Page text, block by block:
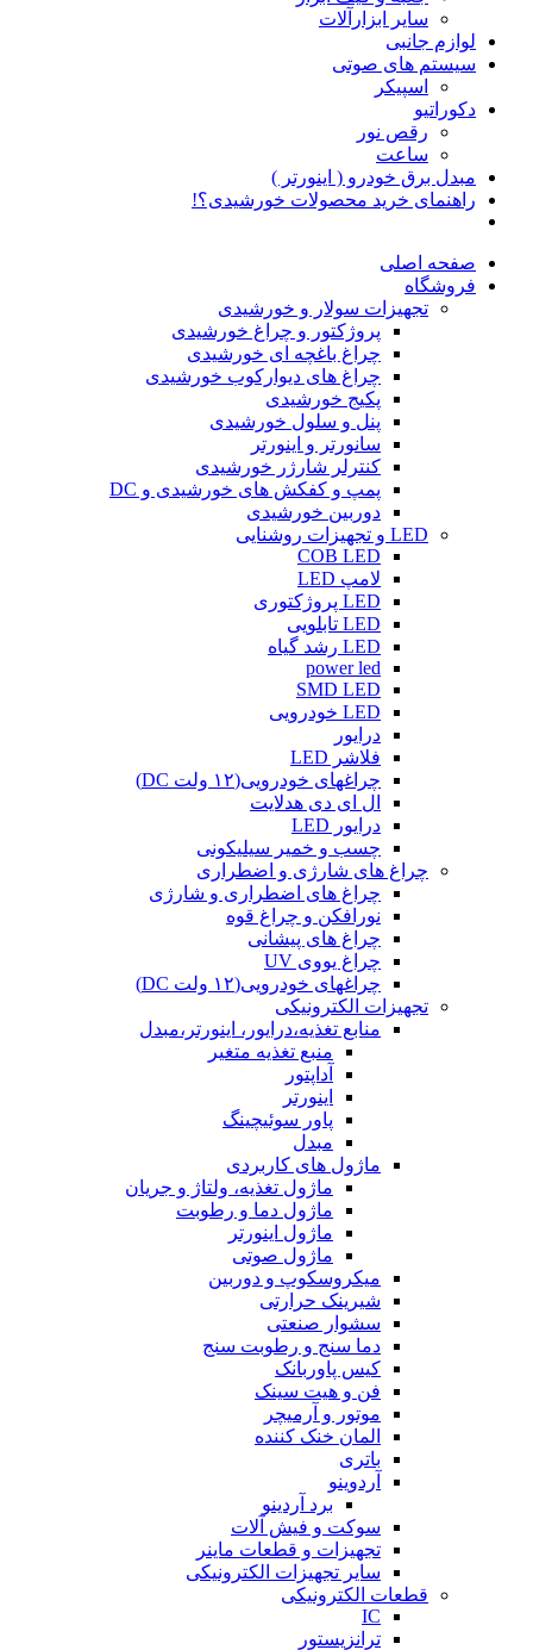
سایر ابزارآلات
لوازم جانبی
سیستم های صوتی
اسپیکر
دکوراتیو
رقص نور
ساعت
مبدل برق خودرو ( اینورتر )
راهنمای خرید محصولات خورشیدی؟!
صفحه اصلی
فروشگاه
تجهیزات سولار و خورشیدی
پروژکتور و چراغ خورشیدی
چراغ باغچه ای خورشیدی
چراغ های دیوارکوب خورشیدی
پکیج خورشیدی
پنل و سلول خورشیدی
سانورتر و اینورتر
کنترلر شارژر خورشیدی
پمپ و کفکش های خورشیدی و DC
دوربین خورشیدی
LED و تجهیزات روشنایی
COB LED
لامپ LED
LED پروژکتوری
LED تابلویی
LED رشد گیاه
power led
SMD LED
LED خودرویی
درایور
فلاشر LED
چراغهای خودرویی(۱۲ ولت DC)
ال ای دی هدلایت
درایور LED
چسب و خمیر سیلیکونی
چراغ های شارژی و اضطراری
چراغ های اضطراری و شارژی
نورافکن و چراغ قوه
چراغ های پیشانی
چراغ یووی UV
چراغهای خودرویی(۱۲ ولت DC)
تجهیزات الکترونیکی
منابع تغذیه،درایور، اینورتر،مبدل
منبع تغذیه متغیر
آداپتور
اینورتر
پاور سوئیچینگ
مبدل
ماژول های کاربردی
ماژول تغذیه، ولتاژ و جریان
ماژول دما و رطوبت
ماژول اینورتر
ماژول صوتی
میکروسکوپ و دوربین
شیرینک حرارتی
سشوار صنعتی
دما سنج و رطوبت سنج
کیس پاوربانک
فن و هیت سینک
موتور و آرمیچر
المان خنک کننده
باتری
آردوینو
برد آردینو
سوکت و فیش آلات
تجهیزات و قطعات ماینر
سایر تجهیزات الکترونیکی
قطعات الکترونیکی
IC
ترانزیستور